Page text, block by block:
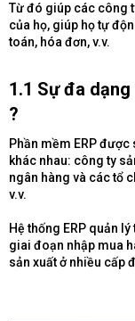
Từ đó giúp các công
của họ, giúp họ tự
toán, hóa đơn, v.v.
1.1 Sự đa dạng
?​
Phần mềm ERP
khác nhau: công ty
ngân hàng và các tổ
v.v.
Hệ thống ERP quản
giai đoạn nhập mua
sản xuất ở nhiều cấp